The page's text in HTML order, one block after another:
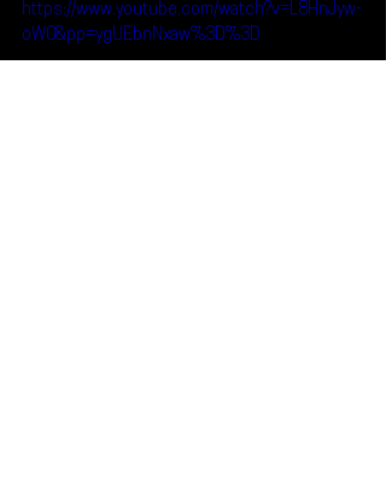
https://www.youtube.com/watch?v=L8HnJyw-
oW0&pp=ygUEbnNxaw%3D%3D